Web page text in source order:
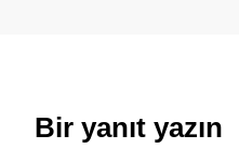
Bir yanıt yazın